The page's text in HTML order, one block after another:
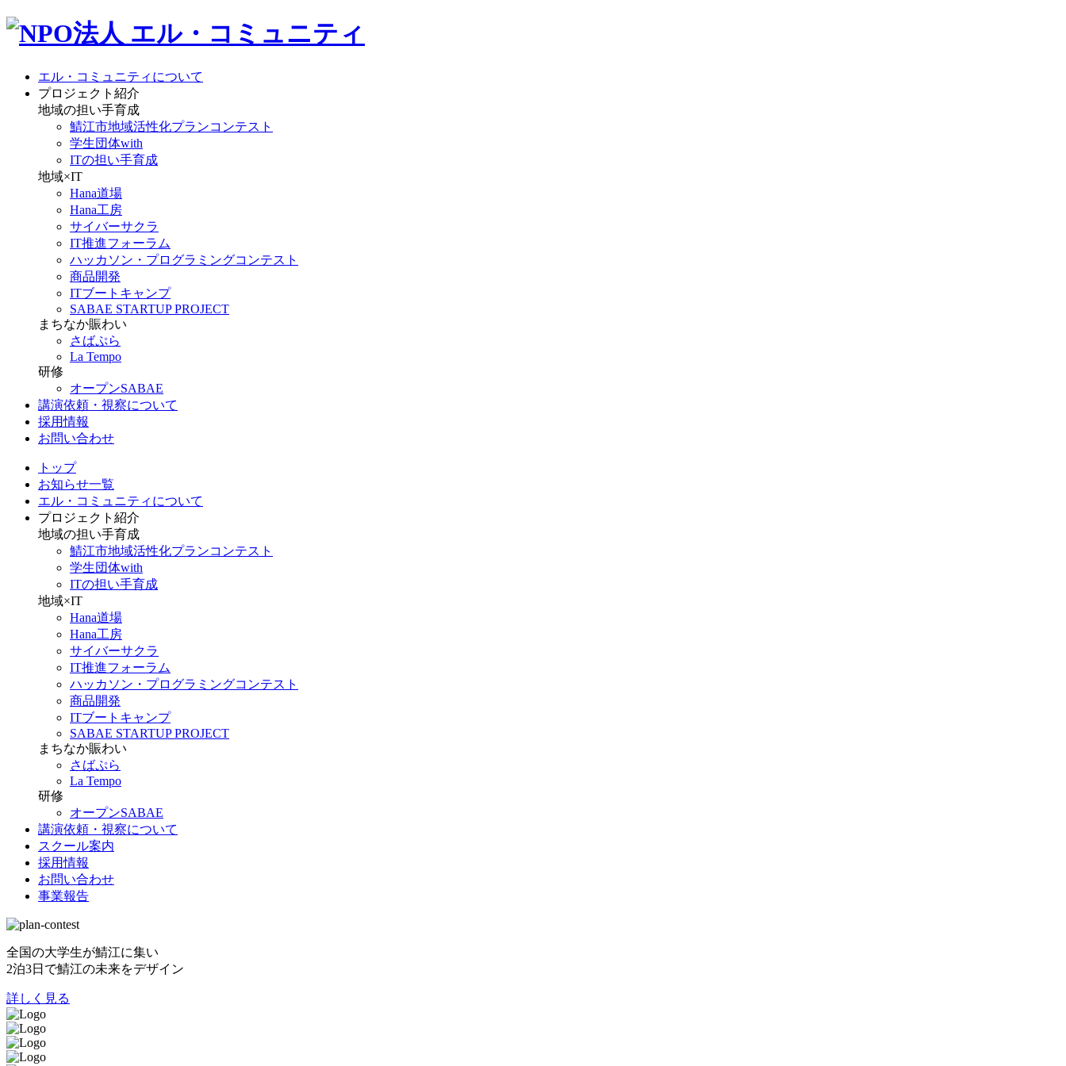
エル・コミュニティについて
プロジェクト紹介
地域の担い手育成
鯖江市地域活性化プランコンテスト
学生団体with
ITの担い手育成
地域×IT
Hana道場
Hana工房
サイバーサクラ
IT推進フォーラム
ハッカソン・プログラミングコンテスト
商品開発
ITブートキャンプ
SABAE STARTUP PROJECT
まちなか賑わい
さばぷら
La Tempo
研修
オープンSABAE
講演依頼・視察について
採用情報
お問い合わせ
トップ
お知らせ一覧
エル・コミュニティについて
プロジェクト紹介
地域の担い手育成
鯖江市地域活性化プランコンテスト
学生団体with
ITの担い手育成
地域×IT
Hana道場
Hana工房
サイバーサクラ
IT推進フォーラム
ハッカソン・プログラミングコンテスト
商品開発
ITブートキャンプ
SABAE STARTUP PROJECT
まちなか賑わい
さばぷら
La Tempo
研修
オープンSABAE
講演依頼・視察について
スクール案内
採用情報
お問い合わせ
事業報告
全国の大学生が鯖江に集い
2泊3日で鯖江の未来をデザイン
詳しく見る